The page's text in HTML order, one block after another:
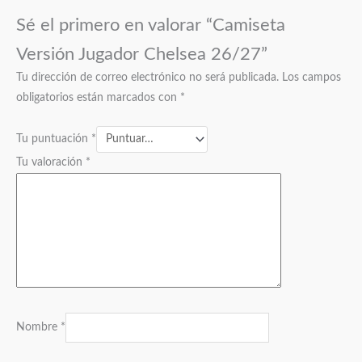
Sé el primero en valorar “Camiseta
Versión Jugador Chelsea 26/27”
Tu dirección de correo electrónico no será publicada. Los campos
obligatorios están marcados con *
Tu puntuación *
Tu valoración *
Nombre *